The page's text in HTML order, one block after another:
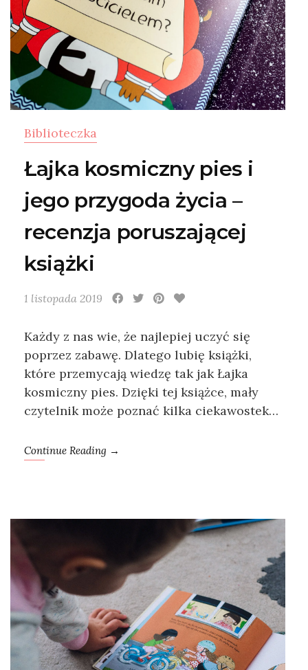
Biblioteczka
Łajka kosmiczny pies i
jego przygoda życia –
recenzja poruszającej
książki
1 listopada 2019
Każdy z nas wie, że najlepiej uczyć się
poprzez zabawę. Dlatego lubię książki,
które przemycają wiedzę tak jak Łajka
kosmiczny pies. Dzięki tej książce, mały
czytelnik może poznać kilka ciekawostek…
Continue Reading →